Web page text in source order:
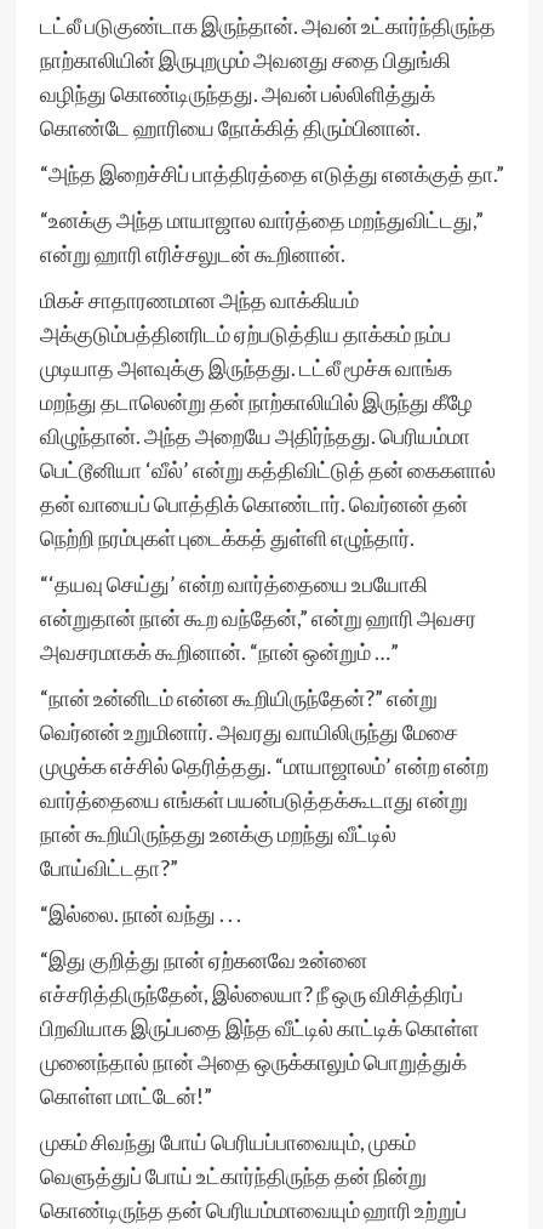
டட்லீ படுகுண்டாக இருந்தான். அவன் உட்கார்ந்திருந்த
நாற்காலியின் இருபுறமும் அவனது சதை பிதுங்கி
வழிந்து கொண்டிருந்தது. அவன் பல்லிளித்துக்
கொண்டே ஹாரியை நோக்கித் திரும்பினான்.
“அந்த இறைச்சிப் பாத்திரத்தை எடுத்து எனக்குத் தா.”
“உனக்கு அந்த மாயாஜால வார்த்தை மறந்துவிட்டது,”
என்று ஹாரி எரிச்சலுடன் கூறினான்.
மிகச் சாதாரணமான அந்த வாக்கியம்
அக்குடும்பத்தினரிடம் ஏற்படுத்திய தாக்கம் நம்ப
முடியாத அளவுக்கு இருந்தது. டட்லீ மூச்சு வாங்க
மறந்து தடாலென்று தன் நாற்காலியில் இருந்து கீழே
விழுந்தான். அந்த அறையே அதிர்ந்தது. பெரியம்மா
பெட்டூனியா ‘வீல்’ என்று கத்திவிட்டுத் தன் கைகளால்
தன் வாயைப் பொத்திக் கொண்டார். வெர்னன் தன்
நெற்றி நரம்புகள் புடைக்கத் துள்ளி எழுந்தார்.
“‘தயவு செய்து’ என்ற வார்த்தையை உபயோகி
என்றுதான் நான் கூற வந்தேன்,” என்று ஹாரி அவசர
அவசரமாகக் கூறினான். “நான் ஒன்றும் …”
“நான் உன்னிடம் என்ன கூறியிருந்தேன்?” என்று
வெர்னன் உறுமினார். அவரது வாயிலிருந்து மேசை
முழுக்க எச்சில் தெரித்தது. “மாயாஜாலம்’ என்ற என்ற
வார்த்தையை எங்கள் பயன்படுத்தக்கூடாது என்று
நான் கூறியிருந்தது உனக்கு மறந்து வீட்டில்
போய்விட்டதா?”
“இல்லை. நான் வந்து . . .
“இது குறித்து நான் ஏற்கனவே உன்னை
எச்சரித்திருந்தேன், இல்லையா? நீ ஒரு விசித்திரப்
பிறவியாக இருப்பதை இந்த வீட்டில் காட்டிக் கொள்ள
முனைந்தால் நான் அதை ஒருக்காலும் பொறுத்துக்
கொள்ள மாட்டேன்!”
முகம் சிவந்து போய் பெரியப்பாவையும், முகம்
வெளுத்துப் போய் உட்கார்ந்திருந்த தன் நின்று
கொண்டிருந்த தன் பெரியம்மாவையும் ஹாரி உற்றுப்